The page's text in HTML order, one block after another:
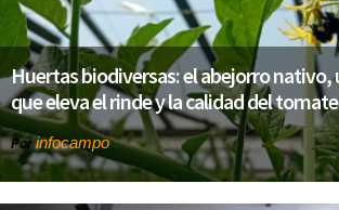
Huertas biodiversas: el abejorro
que eleva el rinde y la calidad del tomate
Porinfocampo